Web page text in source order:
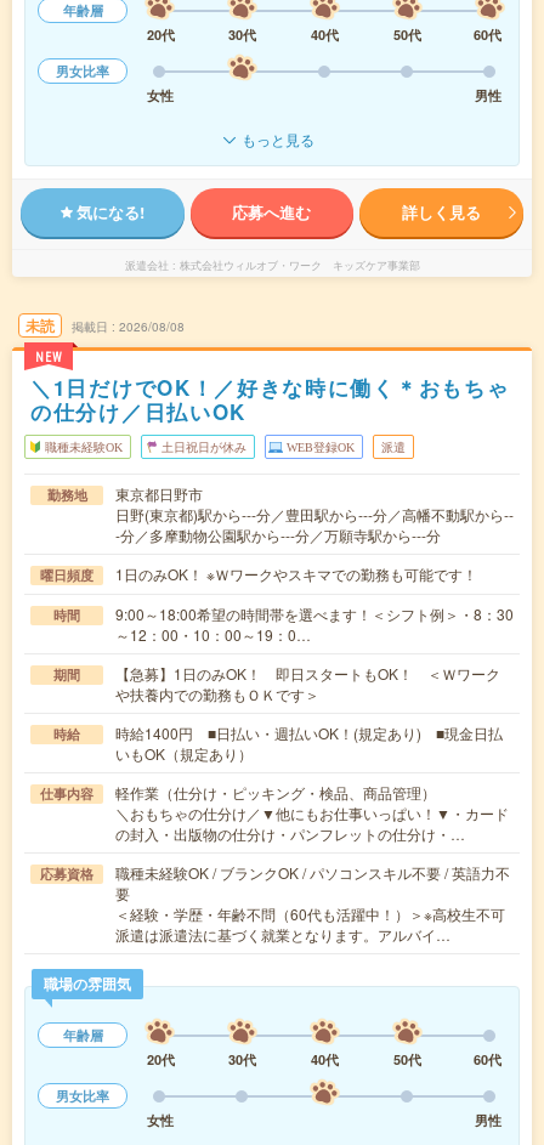
年齢層
20代
30代 40代 50代
60代
男女比率
女性
男性
もっと見る
気になる! 応募へ進む 詳しく見る
派遣会社 株式会社ウィルオブ・ワーク キッズケア事業部
未読
NEW
掲載日 2026/08/08
＼1日だけでOK！／好きな時に働く＊おもちゃ
の仕分け／日払いOK
職種未経験OK 土日祝日が休み WEB登録OK 派遣
勤務地
東京都日野市
日野(東京都)駅から---分／豊田駅から---分／高幡不動駅から--
-分／多摩動物公園駅から---分／万願寺駅から---分
曜日頻度 1日のみOK！ ※Ｗワークやスキマでの勤務も可能です！
時間
9:00～18:00希望の時間帯を選べます！＜シフト例＞・8：30
～12：00・10：00～19：0…
期間
【急募】1日のみOK！ 即日スタートもOK！ ＜Ｗワーク
や扶養内での勤務もＯＫです＞
時給
時給1400円 ■日払い・週払いOK！(規定あり) ■現金日払
いもOK（規定あり）
仕事内容
軽作業（仕分け・ピッキング・検品、商品管理）
＼おもちゃの仕分け／▼他にもお仕事いっぱい！▼・カード
の封入・出版物の仕分け・パンフレットの仕分け・…
応募資格
職種未経験OK / ブランクOK / パソコンスキル不要 / 英語力不
要
＜経験・学歴・年齢不問（60代も活躍中！）＞※高校生不可
派遣は派遣法に基づく就業となります。アルバイ…
職場の雰囲気
年齢層
20代
30代 40代 50代
60代
男女比率
女性
男性